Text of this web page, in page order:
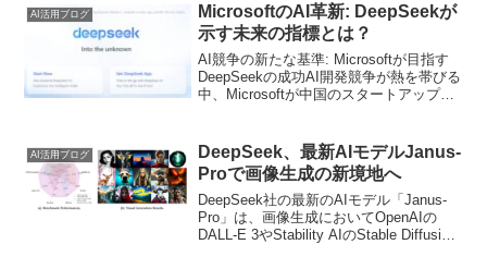
AI活用ブログ
MicrosoftのAI革新: DeepSeekが
示す未来の指標とは？
AI競争の新たな基準: Microsoftが目指す
DeepSeekの成功AI開発競争が熱を帯びる
中、Microsoftが中国のスタートアップ
わずか200人のチ...
AI活用ブログ
DeepSeek、最新AIモデルJanus-
Proで画像生成の新境地へ
DeepSeek社の最新のAIモデル「Janus-
Pro」は、画像生成においてOpenAIの
DALL-E 3やStability AIのStable Diffusion